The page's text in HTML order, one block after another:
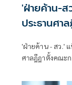
'ฝ่ายค้าน-
ประธานศ
'ฝ่ายค้าน - สว.'
ศาลฎีฎาตั้งคณะ
เหตุผลให้ดึงเช็